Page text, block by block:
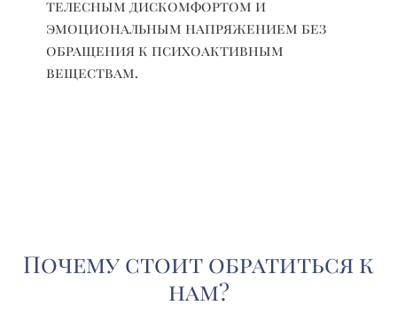
телесным дискомфортом и
эмоциональным напряжением без
обращения к психоактивным
веществам.
Почему стоит обратиться к
нам?